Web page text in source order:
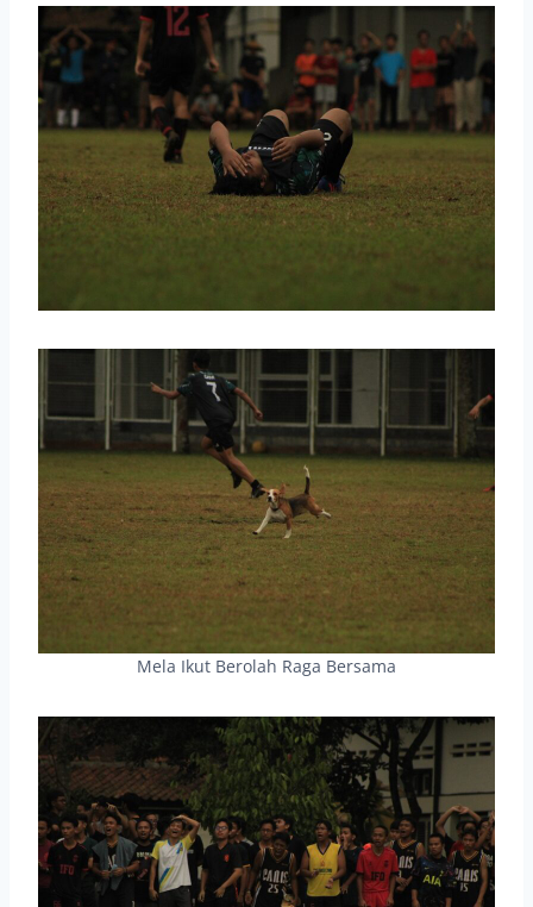
Mela Ikut Berolah Raga Bersama